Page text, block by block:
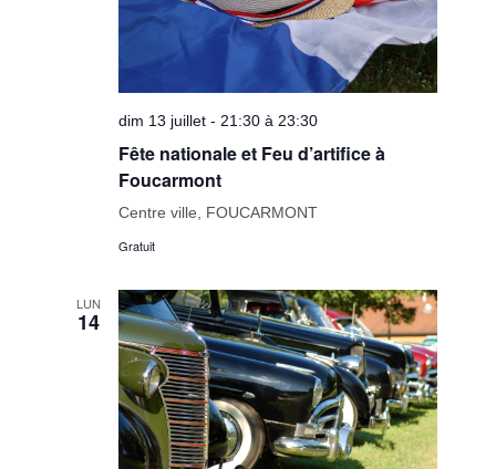
dim 13 juillet - 21:30 à 23:30
Fête nationale et Feu d’artifice à
Foucarmont
Centre ville, FOUCARMONT
Gratuit
LUN
14